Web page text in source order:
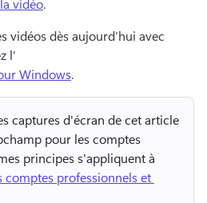
vidéos dès aujourd’hui avec
l’
Windows.
captures d'écran de cet article
pour les comptes
comptes professionnels et